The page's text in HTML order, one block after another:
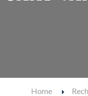
Home